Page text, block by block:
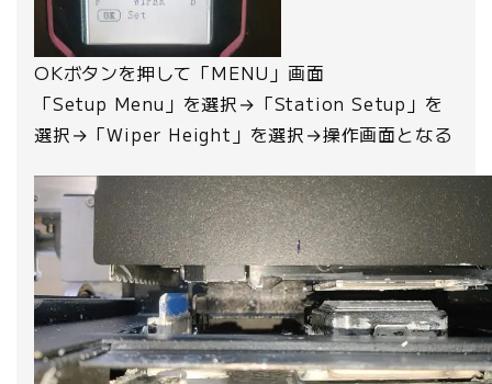
OKボタンを押して「MENU」画面
「Setup Menu」を選択→「Station Setup」を
選択→「Wiper Height」を選択→操作画面となる